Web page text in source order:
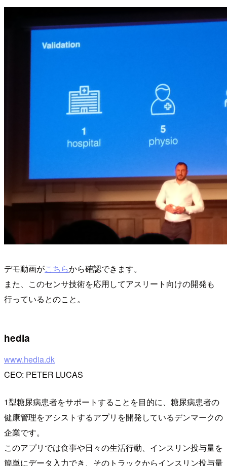
デモ動画がこちらから確認できます。
また、このセンサ技術を応用してアスリート向けの開発も
行っているとのこと。
hedia
www.hedia.dk
CEO: PETER LUCAS
1型糖尿病患者をサポートすることを目的に、糖尿病患者の
健康管理をアシストするアプリを開発しているデンマークの
企業です。
このアプリでは食事や日々の生活行動、インスリン投与量を
簡単にデータ入力でき、そのトラックからインスリン投与量